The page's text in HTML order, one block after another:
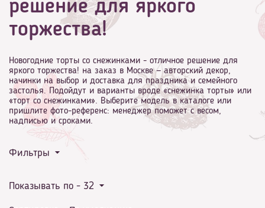
Аппетитные торты на Новый год
Новогодние торты со снежинками - отличное
решение для яркого торжества!
решение для яркого
торжества!
Новогодние торты со снежинками - отличное решение для
яркого торжества! на заказ в Москве — авторский декор,
начинки на выбор и доставка для праздника и семейного
застолья. Подойдут и варианты вроде «снежинка торты» или
«торт со снежинками». Выберите модель в каталоге или
пришлите фото-референс: менеджер поможет с весом,
надписью и сроками.
Фильтры
Показывать по - 32